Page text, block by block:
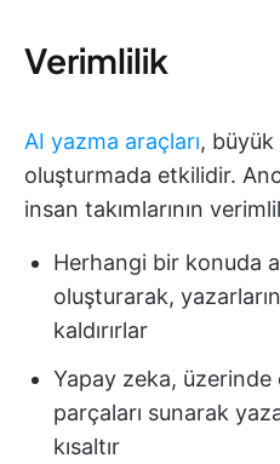
Verimlilik
AI yazma araçları,
oluşturmada etkilidir.
insan takımlarının
Herhangi bir konuda
oluşturarak,
kaldırırlar
Yapay zeka, üzerinde
parçaları sunarak
kısaltır